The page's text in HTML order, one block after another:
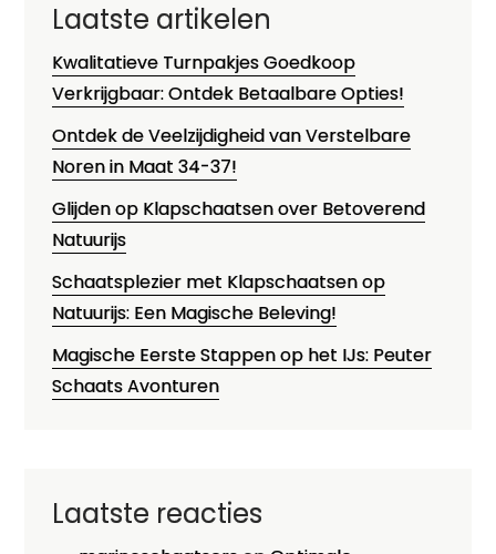
Laatste artikelen
Kwalitatieve Turnpakjes Goedkoop
Verkrijgbaar: Ontdek Betaalbare Opties!
Ontdek de Veelzijdigheid van Verstelbare
Noren in Maat 34-37!
Glijden op Klapschaatsen over Betoverend
Natuurijs
Schaatsplezier met Klapschaatsen op
Natuurijs: Een Magische Beleving!
Magische Eerste Stappen op het IJs: Peuter
Schaats Avonturen
Laatste reacties